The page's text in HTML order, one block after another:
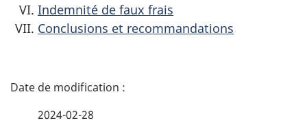
Indemnité de faux frais
Conclusions et recommandations
D
2024-02-28